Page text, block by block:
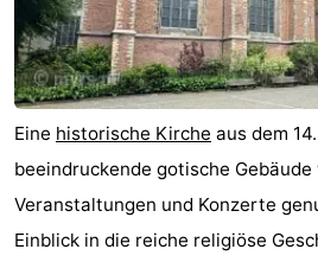
Eine historische Kirche aus dem
beeindruckende gotische
Veranstaltungen und Konzerte
Einblick in die reiche religiöse